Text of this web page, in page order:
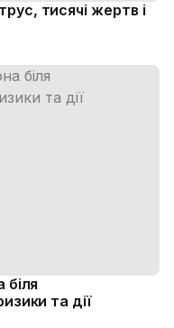
тисячі жертв і
біля
та дії